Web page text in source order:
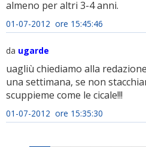
almeno per altri 3-4 anni.
01-07-2012 ore 15:45:46
da ugarde
uagliù chiediamo alla
una settimana, se non
scuppieme come le cicale!!!
01-07-2012 ore 15:35:30